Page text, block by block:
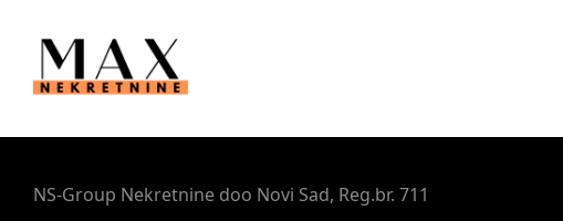
NS-Group Nekretnine doo Novi Sad, Reg.br. 711